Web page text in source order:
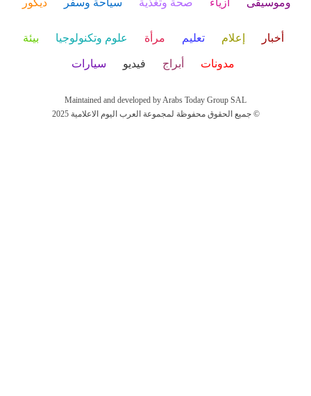
وموسيقى أزياء صحة وتغذية سياحة وسفر ديكور
أخبار إعلام تعليم مرأة علوم وتكنولوجيا بيئة
مدونات أبراج فيديو سيارات
Maintained and developed by Arabs Today Group SAL
جميع الحقوق محفوظة لمجموعة العرب اليوم الاعلامية 2025 ©